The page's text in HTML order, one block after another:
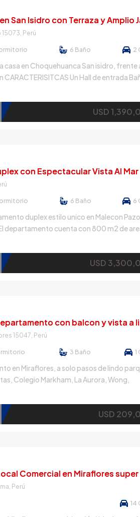
Perú
6 Baño 2
casa en Choquehuanca San isidro, frente
Un Hall de entrada
principal con su baño incorporado
de […]
USD
6 Baño 6
duplex estilo unico en Malecon
departamento cuenta con 800 m2 de
sala comedor con vista a mar Comedor
sala de juegos, super […]
USD
15047, Perú
3 Baño 1
en Miraflores, a solo pasos de lindo
Colegio Markham, La Aurora, Wong,
jardín interno del edificio,
un toque de naturaleza y serenidad.
[…]
USD
Perú
14